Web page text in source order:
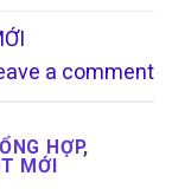
a comment
HỢP,
MỚI